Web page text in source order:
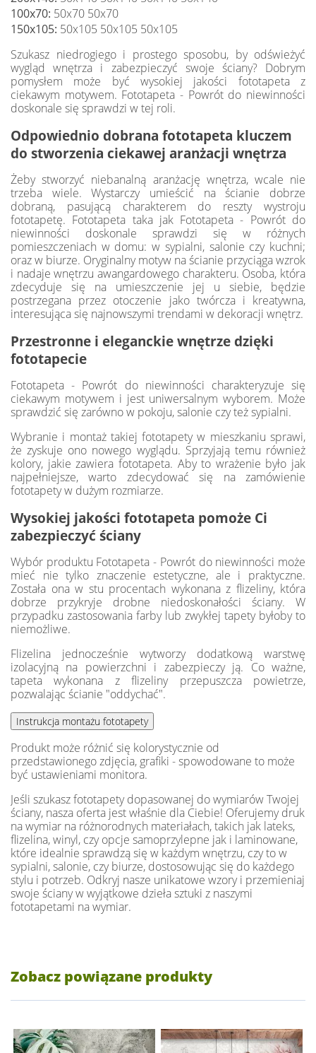
100x70: 50x70 50x70
150x105: 50x105 50x105 50x105
Szukasz niedrogiego i prostego sposobu, by odświeżyć
wygląd wnętrza i zabezpieczyć swoje ściany? Dobrym
pomysłem może być wysokiej jakości fototapeta z
ciekawym motywem. Fototapeta - Powrót do niewinności
doskonale się sprawdzi w tej roli.
Odpowiednio dobrana fototapeta kluczem
do stworzenia ciekawej aranżacji wnętrza
Żeby stworzyć niebanalną aranżację wnętrza, wcale nie
trzeba wiele. Wystarczy umieścić na ścianie dobrze
dobraną, pasującą charakterem do reszty wystroju
fototapetę. Fototapeta taka jak Fototapeta - Powrót do
niewinności doskonale sprawdzi się w różnych
pomieszczeniach w domu: w sypialni, salonie czy kuchni;
oraz w biurze. Oryginalny motyw na ścianie przyciąga wzrok
i nadaje wnętrzu awangardowego charakteru. Osoba, która
zdecyduje się na umieszczenie jej u siebie, będzie
postrzegana przez otoczenie jako twórcza i kreatywna,
interesująca się najnowszymi trendami w dekoracji wnętrz.
Przestronne i eleganckie wnętrze dzięki
fototapecie
Fototapeta - Powrót do niewinności charakteryzuje się
ciekawym motywem i jest uniwersalnym wyborem. Może
sprawdzić się zarówno w pokoju, salonie czy też sypialni.
Wybranie i montaż takiej fototapety w mieszkaniu sprawi,
że zyskuje ono nowego wyglądu. Sprzyjają temu również
kolory, jakie zawiera fototapeta. Aby to wrażenie było jak
najpełniejsze, warto zdecydować się na zamówienie
fototapety w dużym rozmiarze.
Wysokiej jakości fototapeta pomoże Ci
zabezpieczyć ściany
Wybór produktu Fototapeta - Powrót do niewinności może
mieć nie tylko znaczenie estetyczne, ale i praktyczne.
Została ona w stu procentach wykonana z flizeliny, która
dobrze przykryje drobne niedoskonałości ściany. W
przypadku zastosowania farby lub zwykłej tapety byłoby to
niemożliwe.
Flizelina jednocześnie wytworzy dodatkową warstwę
izolacyjną na powierzchni i zabezpieczy ją. Co ważne,
tapeta wykonana z flizeliny przepuszcza powietrze,
pozwalając ścianie "oddychać".
Produkt może różnić się kolorystycznie od
przedstawionego zdjęcia, grafiki - spowodowane to może
być ustawieniami monitora.
Jeśli szukasz fototapety dopasowanej do wymiarów Twojej
ściany, nasza oferta jest właśnie dla Ciebie! Oferujemy druk
na wymiar na różnorodnych materiałach, takich jak lateks,
flizelina, winyl, czy opcje samoprzylepne jak i laminowane,
które idealnie sprawdzą się w każdym wnętrzu, czy to w
sypialni, salonie, czy biurze, dostosowując się do każdego
stylu i potrzeb. Odkryj nasze unikatowe wzory i przemieniaj
swoje ściany w wyjątkowe dzieła sztuki z naszymi
fototapetami na wymiar.
Zobacz powiązane produkty